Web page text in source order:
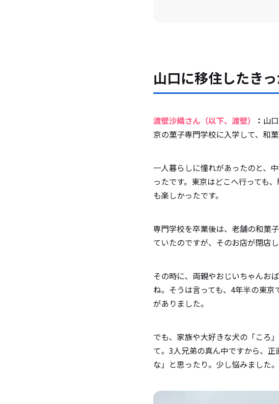
移住を考えている人・
山口に移住したき
渡壁沙織さん（以下、渡壁） ： 山
京の菓子専門学校に入学して、和
一人暮らしに憧れがあったのと、
ったです。東京はどこへ行っても
も楽しかったです。
専門学校を卒業後は、老舗の和菓
ていたのですが、そのお店が閉店し
その時に、両親やおじいちゃんお
ね。そうは言っても、4年半の東
がありました。
でも、家族や大好きな犬の「ころ
て。3人兄弟の真ん中ですから、
な」と思ったり。少し悩みました。